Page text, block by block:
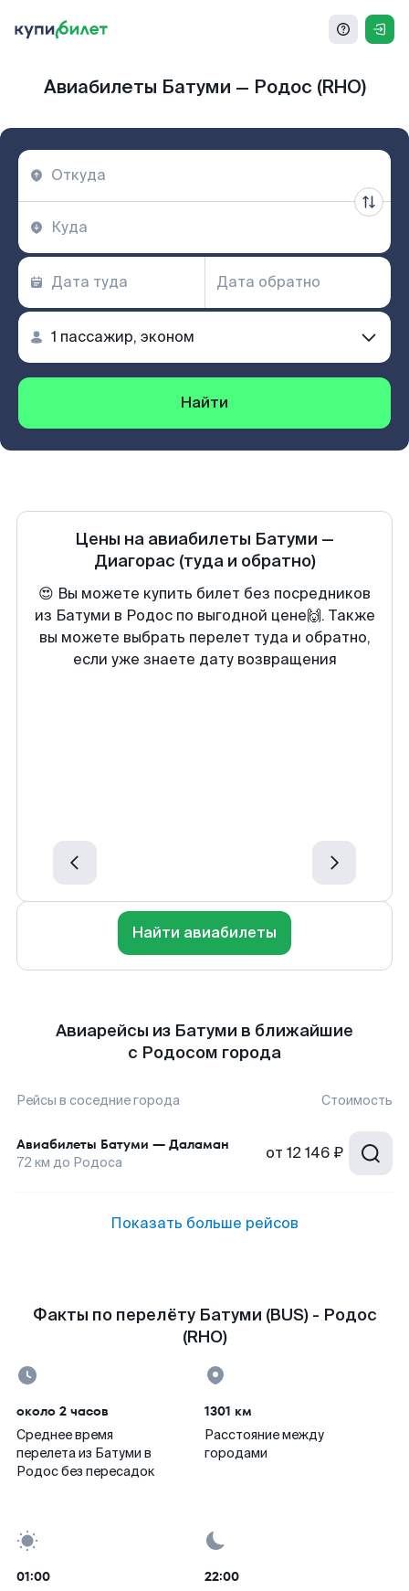
Авиабилеты Батуми — Родос (RHO)
Найти
Цены на авиабилеты Батуми —
Диагорас (туда и обратно)
😍 Вы можете купить билет без посредников
из Батуми в Родос по выгодной цене🙌. Также
вы можете выбрать перелет туда и обратно,
если уже знаете дату возвращения
Найти авиабилеты
Авиарейсы из Батуми в ближайшие
с Родосом города
Рейсы в соседние города Стоимость
Авиабилеты Батуми — Даламан
72 км до Родоса от 12 146 ₽
Показать больше рейсов
Факты по перелёту Батуми (BUS) - Родос
(RHO)
около 2 часов
Среднее время
перелета из Батуми в
Родос без пересадок
1301 км
Расстояние между
городами
01:00 22:00